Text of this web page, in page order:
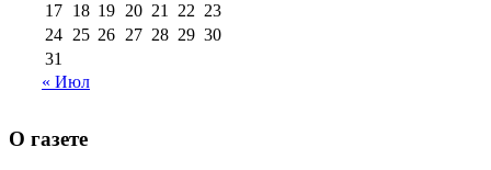
17 18 19 20 21 22 23
24 25 26 27 28 29 30
31
« Июл
О газете